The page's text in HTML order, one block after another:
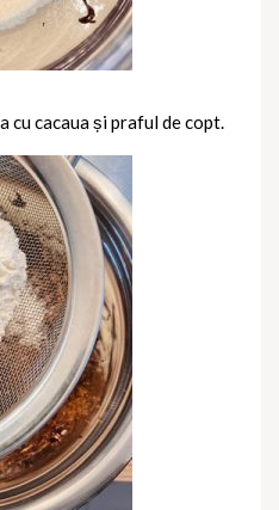
cu cacaua și praful de copt.